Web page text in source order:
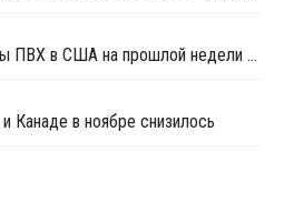
Спотовые экспортные цены ПВХ в США на прошлой недели выросли
в ноябре снизилось